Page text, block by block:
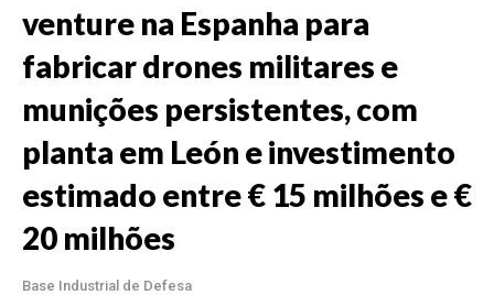
venture na Espanha para
fabricar drones militares e
munições persistentes, com
planta em León e investimento
estimado entre € 15 milhões e €
20 milhões
Base Industrial de Defesa